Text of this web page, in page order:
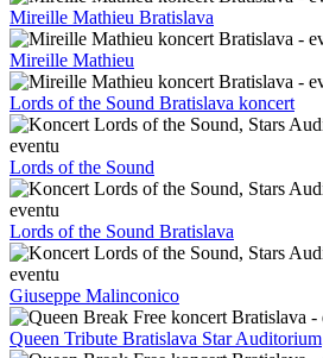
Mireille Mathieu Bratislava
Mireille Mathieu
Lords of the Sound Bratislava koncert
Lords of the Sound
Lords of the Sound Bratislava
Giuseppe Malinconico
Queen Tribute Bratislava Star Auditorium